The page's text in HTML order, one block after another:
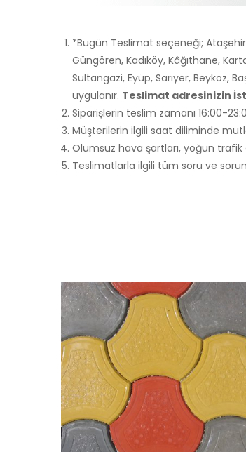
*Bugün Teslimat seçeneği;
Güngören, Kadıköy, Kâğıthane,
Sultangazi, Eyüp, Sarıyer, Beykoz,
uygulanır. Teslimat adresinizin
Siparişlerin teslim zamanı 16:00-
Müşterilerin ilgili saat diliminde
Olumsuz hava şartları, yoğun
Teslimatlarla ilgili tüm soru ve